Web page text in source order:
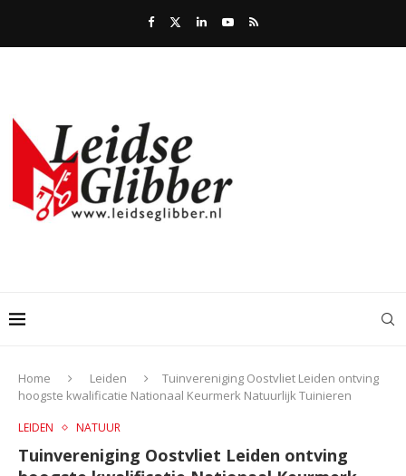
Home Leiden
Tuinvereniging Oostvliet Leiden ontving
hoogste kwalificatie Nationaal Keurmerk Natuurlijk Tuinieren
LEIDEN NATUUR
Tuinvereniging Oostvliet Leiden ontving